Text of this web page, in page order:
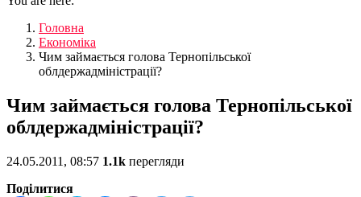
Головна
Економіка
Чим займається голова Тернопільської
облдержадміністрації?
Чим займається голова Тернопільської
облдержадміністрації?
24.05.2011, 08:57 1.1k перегляди
Поділитися